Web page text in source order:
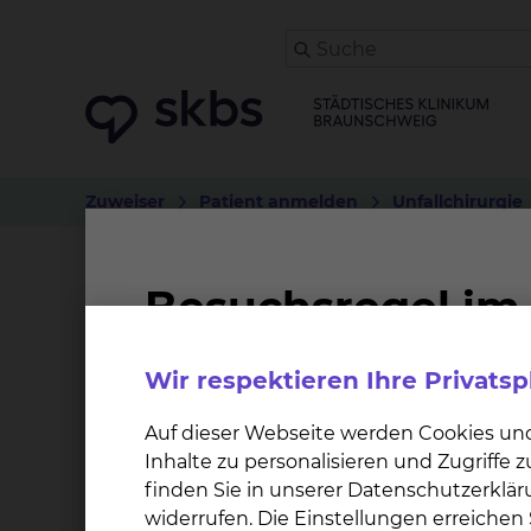
Zuweiser Patient anmelden Unfallchirurgie
Orthopädie und
Weiterbildungsziel
Weiterbildungszeit
Wir respektieren Ihre
Auf dieser Webseite werden Cookies
Inhalte zu personalisieren und Zugriffe
finden Sie in unserer
widerrufen. Die Einstellungen